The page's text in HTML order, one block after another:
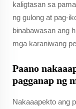
kaligtasan sa
ng gulong at pag-
binabawasan ang
mga karaniwang
Paano
pagganap ng
Nakaaapekto ang